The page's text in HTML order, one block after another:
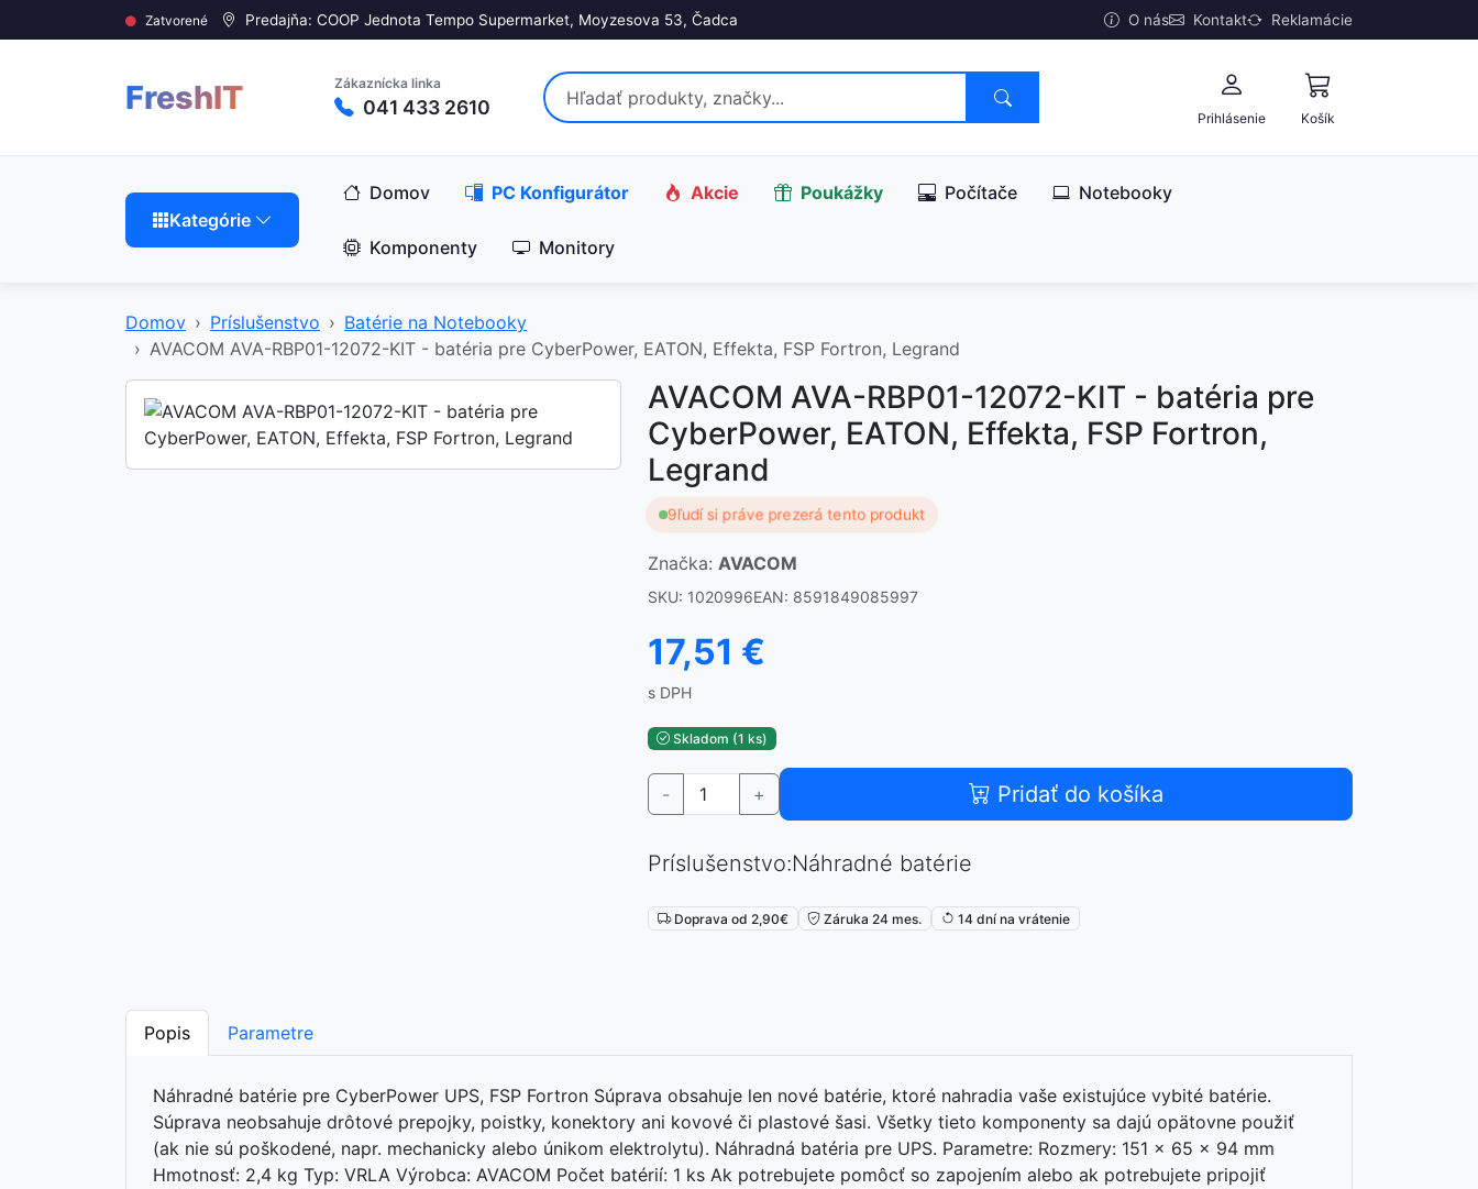
Zatvorené Predajňa: COOP Jednota Tempo Supermarket, Moyzesova 53, Čadca O nás Kontakt Reklamácie
FreshIT Zákaznícka linka
041 433 2610
Prihlásenie Košík
Kategórie
Domov PC Konfigurátor Akcie Poukážky Počítače Notebooky
Komponenty Monitory
Domov Príslušenstvo
Batérie na Notebooky
AVACOM AVA-RBP01-12072-KIT - batéria pre CyberPower, EATON, Effekta, FSP Fortron, Legrand
AVACOM AVA-RBP01-12072-KIT - batéria pre
CyberPower, EATON, Effekta, FSP Fortron,
Legrand
9ľudí si práve prezerá tento produkt
Značka: AVACOM
SKU: 1020996EAN: 8591849085997
17,51 €
s DPH
Skladom (1 ks)
- + Pridať do košíka
Príslušenstvo:Náhradné batérie
Doprava od 2,90€ Záruka 24 mes. 14 dní na vrátenie
Popis Parametre
Náhradné batérie pre CyberPower UPS, FSP Fortron Súprava obsahuje len nové batérie, ktoré nahradia vaše existujúce vybité batérie.
Súprava neobsahuje drôtové prepojky, poistky, konektory ani kovové či plastové šasi. Všetky tieto komponenty sa dajú opätovne použiť
(ak nie sú poškodené, napr. mechanicky alebo únikom elektrolytu). Náhradná batéria pre UPS. Parametre: Rozmery: 151 x 65 x 94 mm
Hmotnosť: 2,4 kg Typ: VRLA Výrobca: AVACOM Počet batérií: 1 ks Ak potrebujete pomôcť so zapojením alebo ak potrebujete pripojiť